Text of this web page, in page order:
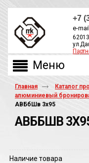
+7
e-
Главная Каталог
алюминиевый
АВБбШв 3х95
АВББШВ
Наличие товара